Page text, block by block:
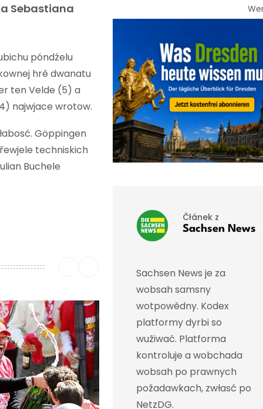
Sebastiana
póndźelu
hrě dwanatu
ten Velde (5) a
najwjace wrotow.
Göppingen
techniskich
Buchele
Čłánek z
Sachsen News
Sachsen News je za
wobsah samsny
wotpowědny. Kodex
platformy dyrbi so
wužiwać. Platforma
kontroluje a wobchada
wobsah po prawnych
požadawkach, zwłasć po
NetzDG.